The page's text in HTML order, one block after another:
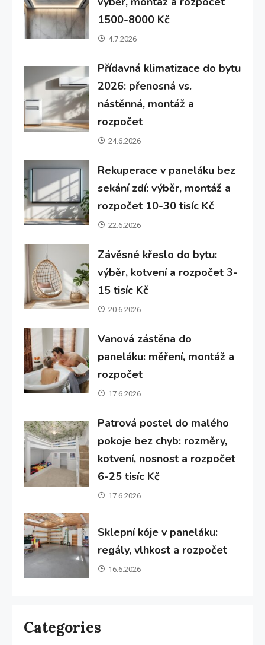
1500-8000 Kč
4.7.2026
Přídavná klimatizace do bytu
2026: přenosná vs.
nástěnná, montáž a
rozpočet
24.6.2026
Rekuperace v paneláku bez
sekání zdí: výběr, montáž a
rozpočet 10-30 tisíc Kč
22.6.2026
Závěsné křeslo do bytu:
výběr, kotvení a rozpočet 3-
15 tisíc Kč
20.6.2026
Vanová zástěna do
paneláku: měření, montáž a
rozpočet
17.6.2026
Patrová postel do malého
pokoje bez chyb: rozměry,
kotvení, nosnost a rozpočet
6-25 tisíc Kč
17.6.2026
Sklepní kóje v paneláku:
regály, vlhkost a rozpočet
16.6.2026
Categories